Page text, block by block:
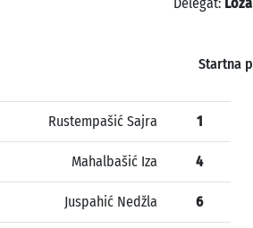
Delegat:
Startna
Rustempašić Sajra 1
Mahalbašić Iza 4
Juspahić Nedžla 6